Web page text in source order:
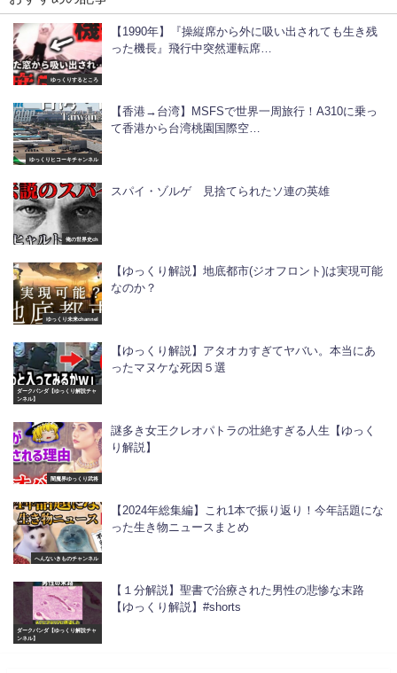
ゆっくりするところ
【1990年】『操縦席から外に吸い出されても生き残
った機長』飛行中突然運転席…
ゆっくりヒコーキチャンネル
【香港→台湾】MSFSで世界一周旅行！A310に乗っ
て香港から台湾桃園国際空…
俺の世界史ch
スパイ・ゾルゲ 見捨てられたソ連の英雄
ゆっくり未来channel
【ゆっくり解説】地底都市(ジオフロント)は実現可能
なのか？
ダークパンダ【ゆっくり解説チャ
ンネル】
【ゆっくり解説】アタオカすぎてヤバい。本当にあ
ったマヌケな死因５選
闇魔界ゆっくり武将
謎多き女王クレオパトラの壮絶すぎる人生【ゆっく
り解説】
へんないきものチャンネル
【2024年総集編】これ1本で振り返り！今年話題にな
った生き物ニュースまとめ
ダークパンダ【ゆっくり解説チャ
ンネル】
【１分解説】聖書で治療された男性の悲惨な末路
【ゆっくり解説】#shorts